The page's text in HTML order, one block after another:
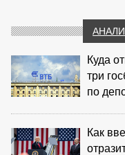
Куда
три
по
Как